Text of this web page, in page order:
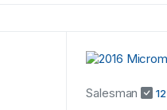
Salesman